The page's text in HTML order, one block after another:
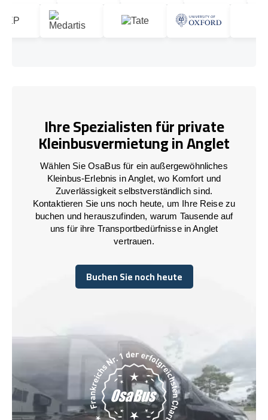
Ihre Spezialisten für private
Kleinbusvermietung in Anglet
Wählen Sie OsaBus für ein außergewöhnliches
Kleinbus-Erlebnis in Anglet, wo Komfort und
Zuverlässigkeit selbstverständlich sind.
Kontaktieren Sie uns noch heute, um Ihre Reise zu
buchen und herauszufinden, warum Tausende auf
uns für ihre Transportbedürfnisse in Anglet
vertrauen.
Buchen Sie noch heute
Buchen Sie noch heute